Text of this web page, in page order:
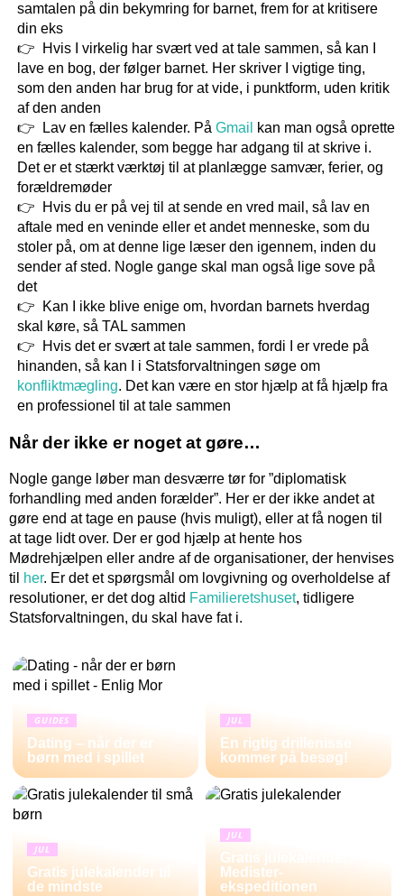
samtalen på din bekymring for barnet, frem for at kritisere
din eks
Hvis I virkelig har svært ved at tale sammen, så kan I
lave en bog, der følger barnet. Her skriver I vigtige ting,
som den anden har brug for at vide, i punktform, uden kritik
af den anden
Lav en fælles kalender. På Gmail
kan man også oprette
en fælles kalender, som begge har adgang til at skrive i.
Det er et stærkt værktøj til at planlægge samvær, ferier, og
forældremøder
Hvis du er på vej til at sende en vred mail, så lav en
aftale med en veninde eller et andet menneske, som du
stoler på, om at denne lige læser den igennem, inden du
sender af sted. Nogle gange skal man også lige sove på
det
Kan I ikke blive enige om, hvordan barnets hverdag
skal køre, så TAL sammen
Hvis det er svært at tale sammen, fordi I er vrede på
hinanden, så kan I i Statsforvaltningen søge om
konfliktmægling. Det kan være en stor hjælp at få hjælp fra
en professionel til at tale sammen
Når der ikke er noget at gøre…
Nogle gange løber man desværre tør for ”diplomatisk
forhandling med anden forælder”. Her er der ikke andet at
gøre end at tage en pause (hvis muligt), eller at få nogen til
at tage lidt over. Der er god hjælp at hente hos
Mødrehjælpen eller andre af de organisationer, der henvises
til
her. Er det et spørgsmål om lovgivning og overholdelse af
resolutioner, er det dog altid Familieretshuset, tidligere
Statsforvaltningen, du skal have fat i.
GUIDES
Dating – når der er
børn med i spillet
JUL
En rigtig drillenisse
kommer på besøg!
JUL
Gratis julekalender til
de mindste
JUL
Gratis julekalender:
Medister-
ekspeditionen